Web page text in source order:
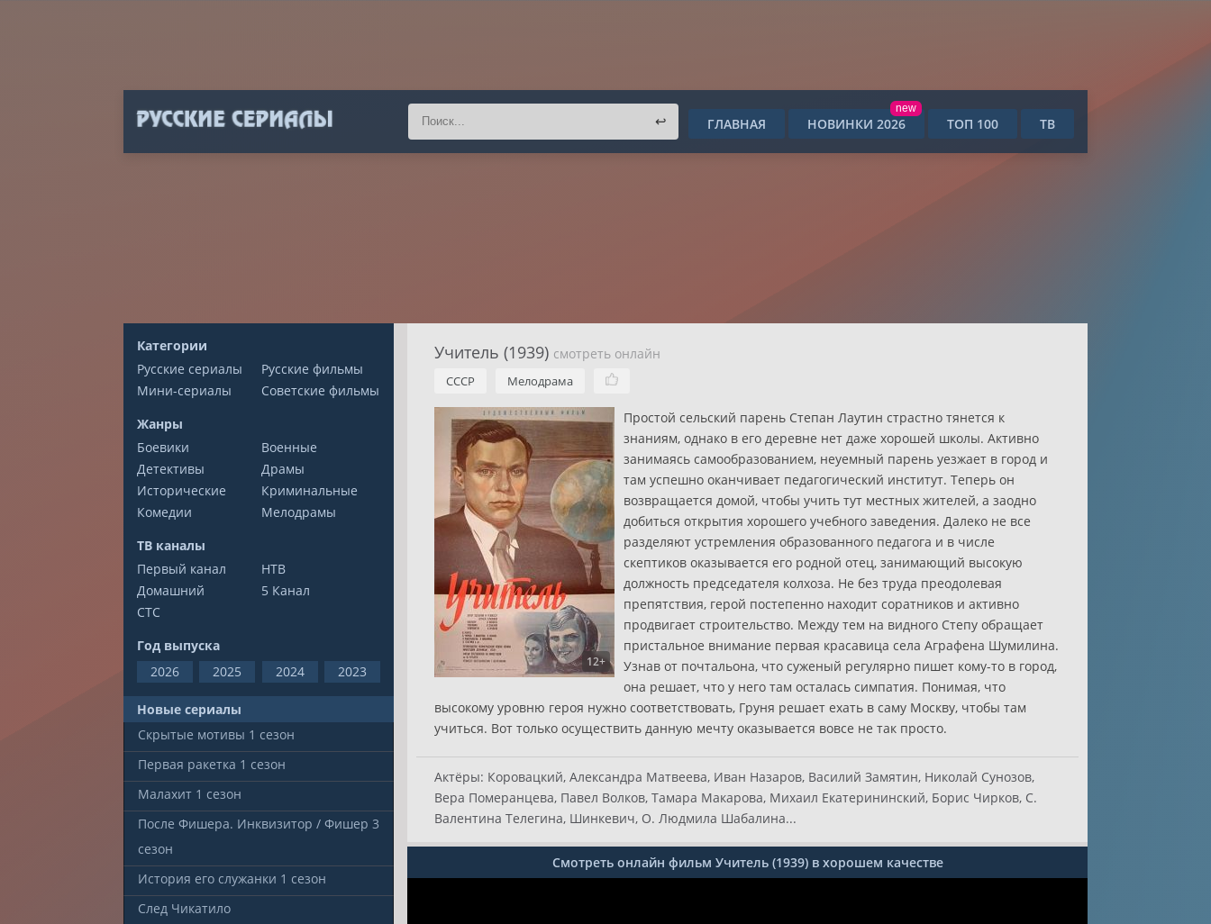
↩ ГЛАВНАЯ НОВИНКИ 2026
new
ТОП 100 ТВ
Учитель (1939) смотреть онлайн
СССР Мелодрама
12+
Простой сельский парень Степан Лаутин страстно тянется к
знаниям, однако в его деревне нет даже хорошей школы. Активно
занимаясь самообразованием, неуемный парень уезжает в город и
там успешно оканчивает педагогический институт. Теперь он
возвращается домой, чтобы учить тут местных жителей, а заодно
добиться открытия хорошего учебного заведения. Далеко не все
разделяют устремления образованного педагога и в числе
скептиков оказывается его родной отец, занимающий высокую
должность председателя колхоза. Не без труда преодолевая
препятствия, герой постепенно находит соратников и активно
продвигает строительство. Между тем на видного Степу обращает
пристальное внимание первая красавица села Аграфена Шумилина.
Узнав от почтальона, что суженый регулярно пишет кому-то в город,
она решает, что у него там осталась симпатия. Понимая, что
высокому уровню героя нужно соответствовать, Груня решает ехать в саму Москву, чтобы там
учиться. Вот только осуществить данную мечту оказывается вовсе не так просто.
Актёры: Коровацкий, Александра Матвеева, Иван Назаров, Василий Замятин, Николай Сунозов,
Вера Померанцева, Павел Волков, Тамара Макарова, Михаил Екатерининский, Борис Чирков, С.
Валентина Телегина, Шинкевич, О. Людмила Шабалина...
Смотреть онлайн фильм Учитель (1939) в хорошем качестве
Категории
Русские сериалы
Русские фильмы
Мини-сериалы
Советские фильмы
Жанры
Боевики
Военные
Детективы
Драмы
Исторические
Криминальные
Комедии
Мелодрамы
ТВ каналы
Первый канал
НТВ
Домашний
5 Канал
СТС
Год выпуска
2026
2025 2024 2023
Новые сериалы
Скрытые мотивы 1 сезон
Первая ракетка 1 сезон
Малахит 1 сезон
После Фишера. Инквизитор / Фишер 3
сезон
История его служанки 1 сезон
След Чикатило